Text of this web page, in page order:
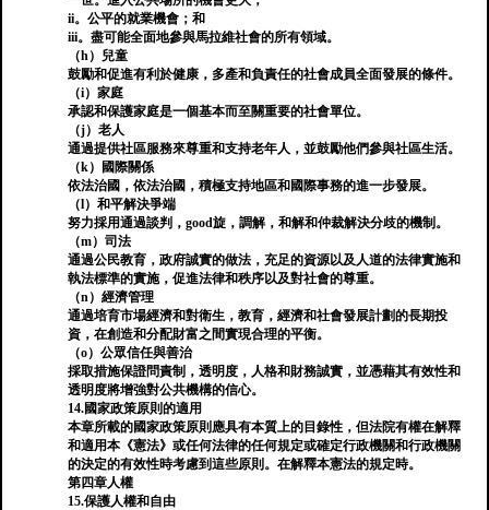
ii。公平的就業機會；和
iii。盡可能全面地參與馬拉維社會的所有領域。
（h）兒童
鼓勵和促進有利於健康，多產和負責任的社會成員全面發展的條件。
（i）家庭
承認和保護家庭是一個基本而至關重要的社會單位。
（j）老人
通過提供社區服務來尊重和支持老年人，並鼓勵他們參與社區生活。
（k）國際關係
依法治國，依法治國，積極支持地區和國際事務的進一步發展。
（l）和平解決爭端
努力採用通過談判，good旋，調解，和解和仲裁解決分歧的機制。
（m）司法
通過公民教育，政府誠實的做法，充足的資源以及人道的法律實施和
執法標準的實施，促進法律和秩序以及對社會的尊重。
（n）經濟管理
通過培育市場經濟和對衛生，教育，經濟和社會發展計劃的長期投
資，在創造和分配財富之間實現合理的平衡。
（o）公眾信任與善治
採取措施保證問責制，透明度，人格和財務誠實，並憑藉其有效性和
透明度將增強對公共機構的信心。
14.國家政策原則的適用
本章所載的國家政策原則應具有本質上的目錄性，但法院有權在解釋
和適用本《憲法》或任何法律的任何規定或確定行政機關和行政機關
的決定的有效性時考慮到這些原則。在解釋本憲法的規定時。
第四章人權
15.保護人權和自由